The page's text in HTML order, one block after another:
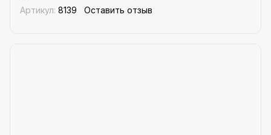
Артикул: 8139 Оставить отзыв